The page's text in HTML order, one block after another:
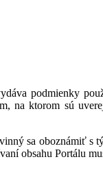
podmienky
na ktorom sú
sa oboznámiť s
obsahu Portálu